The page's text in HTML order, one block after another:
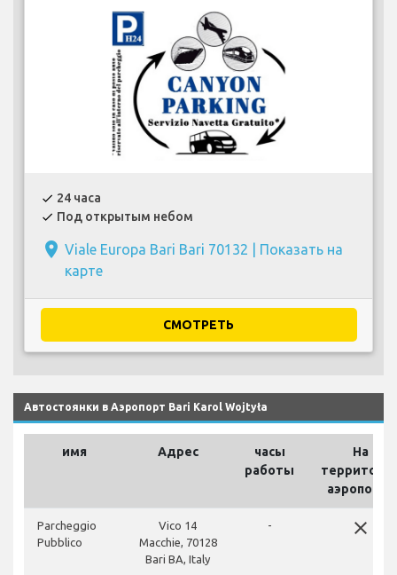
check 24 часа
check Под открытым небом
place Viale Europa Bari Bari 70132 | Показать на
карте
СМОТРЕТЬ
Автостоянки в Аэропорт Bari Karol Wojtyła
имя Адрес
часы
работы
На
аэропорта
Parcheggio
Pubblico
Vico 14
Macchie, 70128
Bari BA, Italy
- close